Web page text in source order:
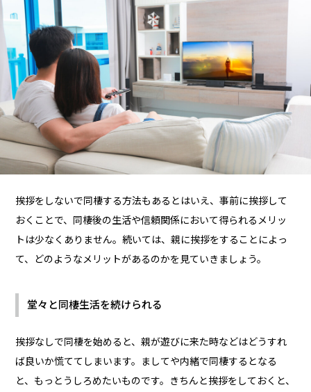
挨拶をしないで同棲する方法もあるとはいえ、事前に挨拶して
おくことで、同棲後の生活や信頼関係において得られるメリッ
トは少なくありません。続いては、親に挨拶をすることによっ
て、どのようなメリットがあるのかを見ていきましょう。
堂々と同棲生活を続けられる
挨拶なしで同棲を始めると、親が遊びに来た時などはどうすれ
ば良いか慌ててしまいます。ましてや内緒で同棲するとなる
と、もっとうしろめたいものです。きちんと挨拶をしておくと、